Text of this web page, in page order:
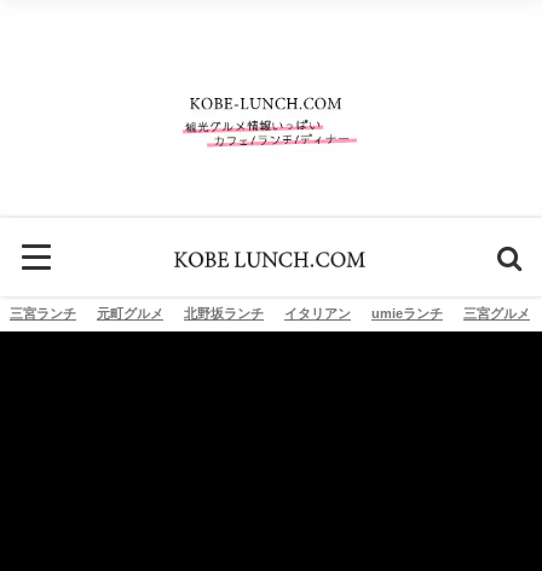
三宮ランチ 元町グルメ 北野坂ランチ イタリアン umieランチ 三宮グルメ